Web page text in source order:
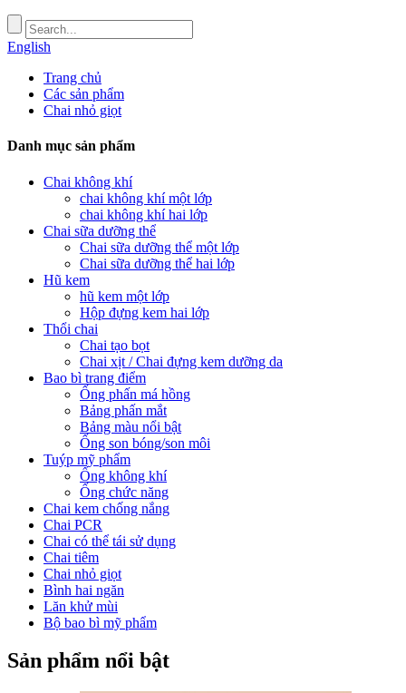
English
Trang chủ
Các sản phẩm
Chai nhỏ giọt
Danh mục sản phẩm
Chai không khí
chai không khí một lớp
chai không khí hai lớp
Chai sữa dưỡng thể
Chai sữa dưỡng thể một lớp
Chai sữa dưỡng thể hai lớp
Hũ kem
hũ kem một lớp
Hộp đựng kem hai lớp
Thổi chai
Chai tạo bọt
Chai xịt / Chai đựng kem dưỡng da
Bao bì trang điểm
Ống phấn má hồng
Bảng phấn mắt
Bảng màu nổi bật
Ống son bóng/son môi
Tuýp mỹ phẩm
Ống không khí
Ống chức năng
Chai kem chống nắng
Chai PCR
Chai có thể tái sử dụng
Chai tiêm
Chai nhỏ giọt
Bình hai ngăn
Lăn khử mùi
Bộ bao bì mỹ phẩm
Sản phẩm nổi bật